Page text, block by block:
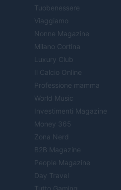
Tuobenessere
Viaggiamo
Nonne Magazine
Milano Cortina
Luxury Club
Il Calcio Online
Professione mamma
World Music
Investimenti Magazine
Money 365
Zona Nerd
B2B Magazine
People Magazine
Day Travel